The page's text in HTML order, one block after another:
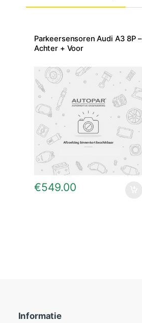
Parkeersensoren Audi A3 8P –
Achter + Voor
€549.00
Informatie